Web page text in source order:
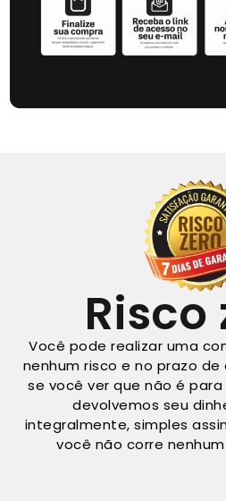
Risco
Você pode realizar uma
nenhum risco e no prazo de
se você ver que não é para
devolvemos seu
integralmente, simples
você não corre